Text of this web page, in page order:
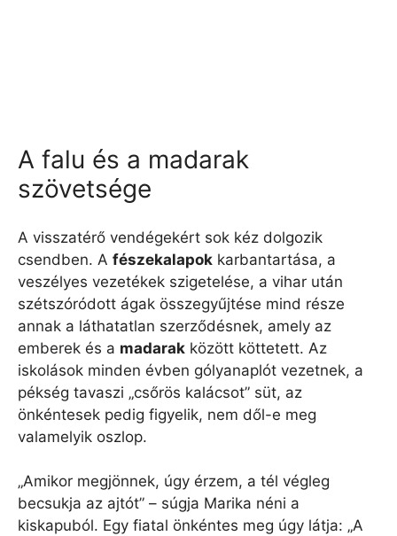
A falu és a madarak
szövetsége
A visszatérő vendégekért sok kéz dolgozik
csendben. A fészekalapok karbantartása, a
veszélyes vezetékek szigetelése, a vihar után
szétszóródott ágak összegyűjtése mind része
annak a láthatatlan szerződésnek, amely az
emberek és a madarak között köttetett. Az
iskolások minden évben gólyanaplót vezetnek, a
pékség tavaszi „csőrös kalácsot” süt, az
önkéntesek pedig figyelik, nem dől-e meg
valamelyik oszlop.
„Amikor megjönnek, úgy érzem, a tél végleg
becsukja az ajtót” – súgja Marika néni a
kiskapuból. Egy fiatal önkéntes meg úgy látja: „A